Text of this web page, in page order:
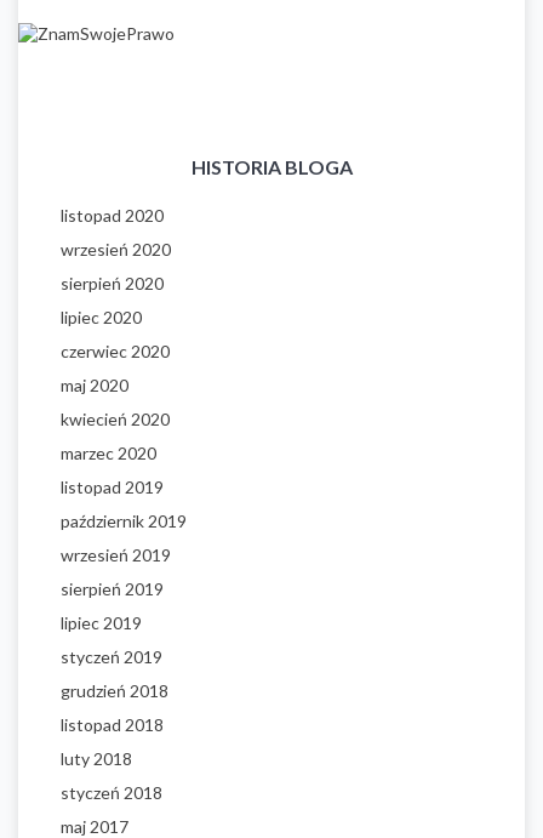
HISTORIA BLOGA
listopad 2020
wrzesień 2020
sierpień 2020
lipiec 2020
czerwiec 2020
maj 2020
kwiecień 2020
marzec 2020
listopad 2019
październik 2019
wrzesień 2019
sierpień 2019
lipiec 2019
styczeń 2019
grudzień 2018
listopad 2018
luty 2018
styczeń 2018
maj 2017